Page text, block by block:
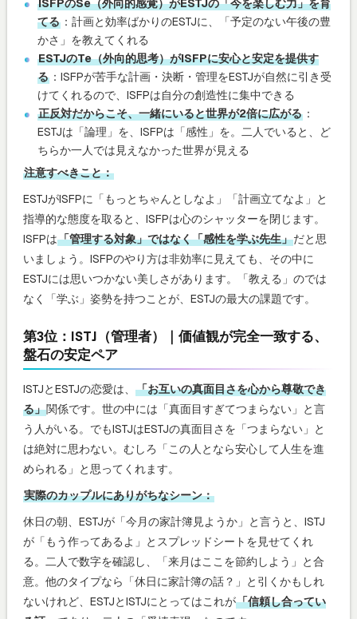
ISFPのSe（外向的感覚）がESTJの「今を楽しむ力」を育
てる ：計画と効率ばかりのESTJに、「予定のない午後の豊
かさ」を教えてくれる
ESTJのTe（外向的思考）がISFPに安心と安定を提供す
る ：ISFPが苦手な計画・決断・管理をESTJが自然に引き受
けてくれるので、ISFPは自分の創造性に集中できる
正反対だからこそ、一緒にいると世界が2倍に広がる ：
ESTJは「論理」を、ISFPは「感性」を。二人でいると、ど
ちらか一人では見えなかった世界が見える
注意すべきこと：
ESTJがISFPに「もっとちゃんとしなよ」「計画立てなよ」と
指導的な態度を取ると、ISFPは心のシャッターを閉じます。
ISFPは「管理する対象」ではなく「感性を学ぶ先生」だと思
いましょう。ISFPのやり方は非効率に見えても、その中に
ESTJには思いつかない美しさがあります。「教える」のでは
なく「学ぶ」姿勢を持つことが、ESTJの最大の課題です。
第3位：ISTJ（管理者）｜価値観が完全一致する、
盤石の安定ペア
ISTJとESTJの恋愛は、 「お互いの真面目さを心から尊敬でき
る」関係です。世の中には「真面目すぎてつまらない」と言
う人がいる。でもISTJはESTJの真面目さを「つまらない」と
は絶対に思わない。むしろ「この人となら安心して人生を進
められる」と思ってくれます。
実際のカップルにありがちなシーン：
休日の朝、ESTJが「今月の家計簿見ようか」と言うと、ISTJ
が「もう作ってあるよ」とスプレッドシートを見せてくれ
る。二人で数字を確認し、「来月はここを節約しよう」と合
意。他のタイプなら「休日に家計簿の話？」と引くかもしれ
ないけれど、ESTJとISTJにとってはこれが「信頼し合ってい